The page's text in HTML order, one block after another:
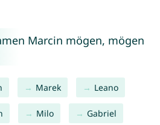
Marcin mögen, mögen
Marek Leano
Milo Gabriel